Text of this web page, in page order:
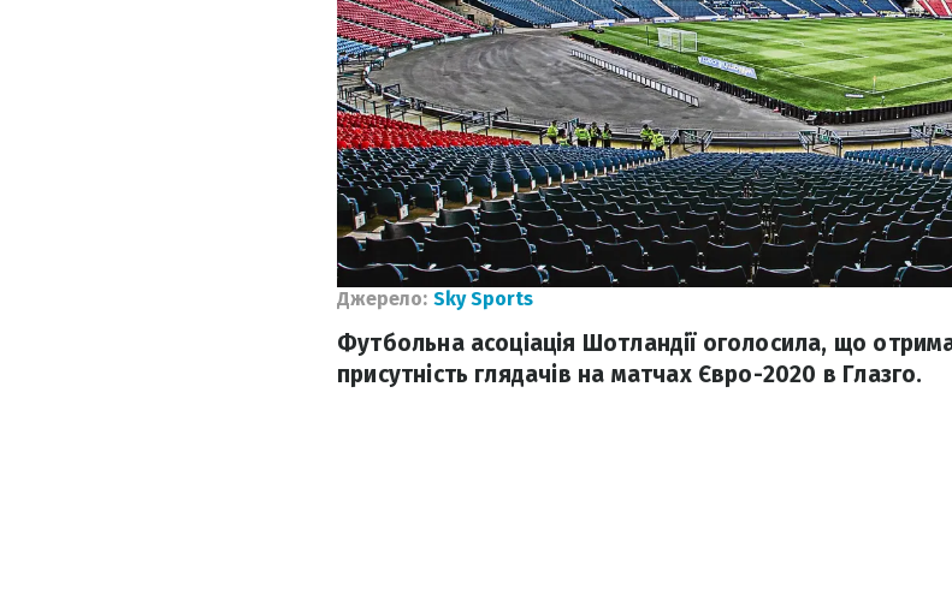
Джерело: Sky Sports
Футбольна асоціація Шотландії оголосила, що
присутність глядачів на матчах Євро-2020 в Глазго.